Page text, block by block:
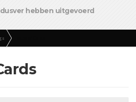
hebben uitgevoerd